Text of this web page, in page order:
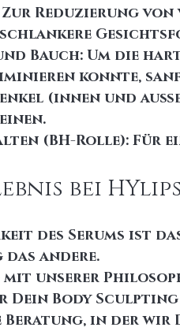
Zur Reduzierung
Bauch: Um die
konnte,
(innen und
(BH-Rolle): Für
bei
des Serums ist
andere.
unserer
Dein Body
in der wir